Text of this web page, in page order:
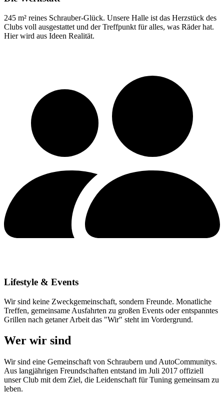
245 m² reines Schrauber-Glück. Unsere Halle ist das Herzstück des
Clubs voll ausgestattet und der Treffpunkt für alles, was Räder hat.
Hier wird aus Ideen Realität.
Lifestyle & Events
Wir sind keine Zweckgemeinschaft, sondern Freunde. Monatliche
Treffen, gemeinsame Ausfahrten zu großen Events oder entspanntes
Grillen nach getaner Arbeit das "Wir" steht im Vordergrund.
Wer wir sind
Wir sind eine Gemeinschaft von Schraubern und AutoCommunitys.
Aus langjährigen Freundschaften entstand im Juli 2017 offiziell
unser Club mit dem Ziel, die Leidenschaft für Tuning gemeinsam zu
leben.